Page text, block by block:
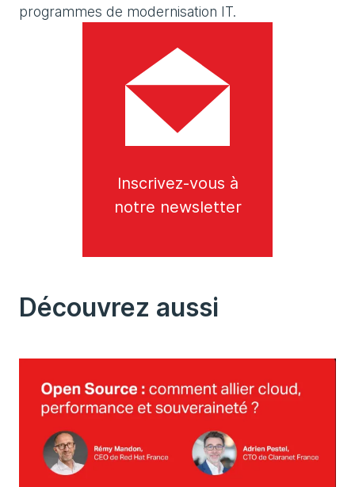
programmes de modernisation IT.
Inscrivez-vous à
notre newsletter
Découvrez aussi